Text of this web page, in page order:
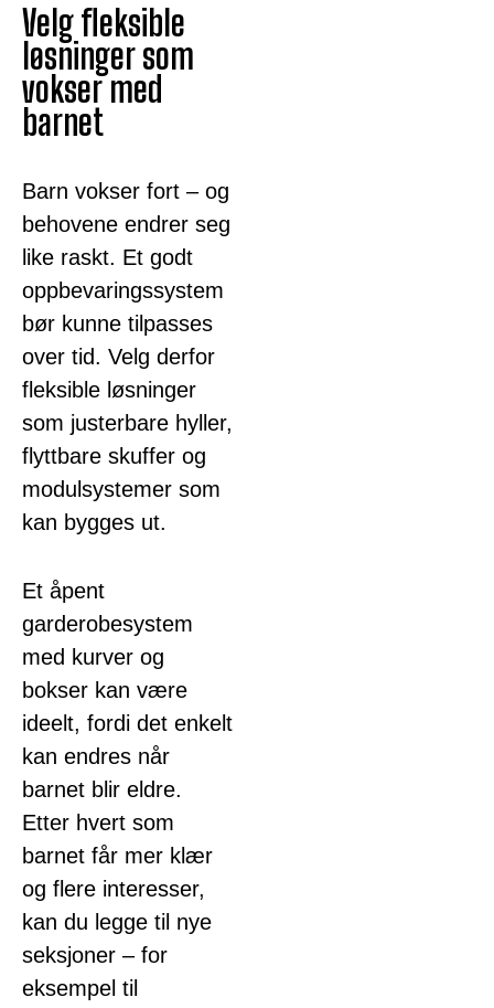
Velg fleksible
løsninger som
vokser med
barnet
Barn vokser fort – og
behovene endrer seg
like raskt. Et godt
oppbevaringssystem
bør kunne tilpasses
over tid. Velg derfor
fleksible løsninger
som justerbare hyller,
flyttbare skuffer og
modulsystemer som
kan bygges ut.
Et åpent
garderobesystem
med kurver og
bokser kan være
ideelt, fordi det enkelt
kan endres når
barnet blir eldre.
Etter hvert som
barnet får mer klær
og flere interesser,
kan du legge til nye
seksjoner – for
eksempel til